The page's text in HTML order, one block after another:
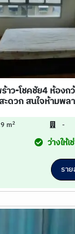
าว-โชคชัย4 ห้อง
ดวก สนใจห้ามพล
m2 -
ว่างให้เ
รา